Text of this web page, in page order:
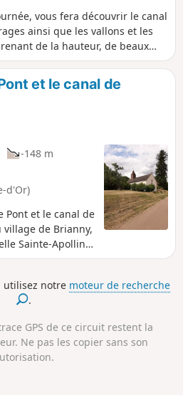
vous fera découvrir le canal
ainsi que les vallons et les
de la hauteur, de beaux
vous.
et le canal de
-148 m
d'Or)
Pont et le canal de
de Brianny,
Sainte-Apolline
macabres du XVe
dans les
et
du canal
avant de
Alésia pour un
utilisez notre moteur de recherche
.
GPS de ce circuit restent la
Ne pas les copier sans son